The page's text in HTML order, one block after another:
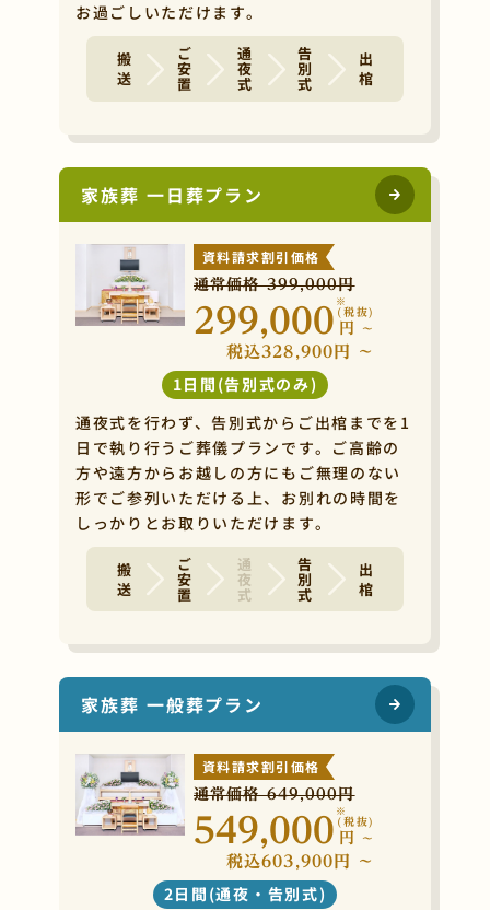
お過ごしいただけます。
搬 送 ご安置 通夜式 告別式 出 棺
家族葬 一日葬プラン
資料請求割引価格
通常価格 399,000円
299,000
※
円
(税抜)
~
税込328,900円 ~
1日間(告別式のみ)
通夜式を行わず、告別式からご出棺までを1
日で執り行うご葬儀プランです。ご高齢の
方や遠方からお越しの方にもご無理のない
形でご参列いただける上、お別れの時間を
しっかりとお取りいただけます。
搬 送 ご安置 通夜式 告別式 出 棺
家族葬 一般葬プラン
資料請求割引価格
通常価格 649,000円
549,000
※
円
(税抜)
~
税込603,900円 ~
2日間(通夜・告別式)